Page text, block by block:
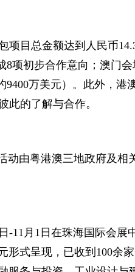
目总金额达到人民币
8项初步合作意向；澳门
9400万美元）。此外，港
此的了解与合作。
由粤港澳三地政府及相
11月1日在珠海国际会展
形式呈现，已收到100余